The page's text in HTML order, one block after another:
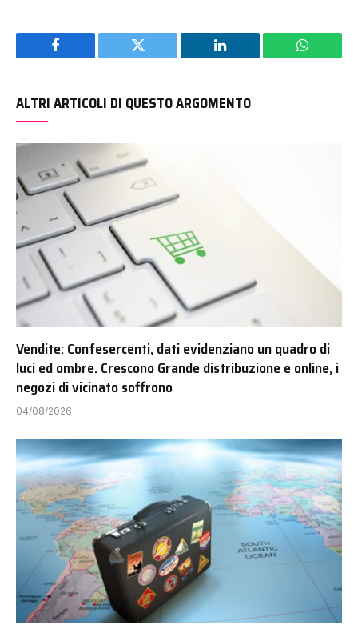
Facebook Twitter LinkedIn
ALTRI ARTICOLI DI QUESTO ARGOMENTO
Vendite: Confesercenti, dati evidenziano un quadro di
luci ed ombre. Crescono Grande distribuzione e online, i
negozi di vicinato soffrono
04/08/2026